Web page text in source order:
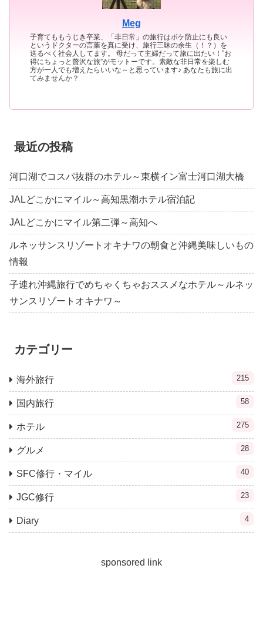
Meg
子育てももうじき卒業、「非日常」の旅行はボケ防止にも良い
というドクターの言葉を真に受け、旅行三昧の余生（！？）を
送るべく社会人してます。 母だって主婦だって旅に出たい！”お
得にちょっと贅沢な旅”がモットーです。素敵な非日常を楽しむ
方が一人でも増えたらいいな～と思っています♪ あなたも旅に出
てみませんか？
最近の投稿
河口湖でコスパ抜群のホテル～東横イン富士河口湖大橋
JALどこかにマイル～高知黒潮ホテル宿泊記
JALどこかにマイル第二弾～高知へ
ルネッサンスリゾートオキナワの朝食と沖縄美味しいもの
情報
子連れ沖縄旅行でめちゃくちゃおススメなホテル～ルネッ
サンスリゾートオキナワ～
カテゴリー
海外旅行 215
国内旅行 58
ホテル 275
グルメ 28
SFC修行・マイル 40
JGC修行 23
Diary 4
sponsored link